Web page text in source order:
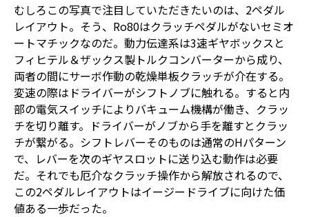
むしろこの写真で注目していただきたいのは、2ペダル
レイアウト。そう、Ro80はクラッチペダルがないセミオ
ートマチックなのだ。動力伝達系は3速ギヤボックスと
フィヒテル＆ザックス製トルクコンバーターから成り、
両者の間にサーボ作動の乾燥単板クラッチが介在する。
変速の際はドライバーがシフトノブに触れる。すると内
部の電気スイッチによりバキューム機構が働き、クラッ
チを切り離す。ドライバーがノブから手を離すとクラッ
チが繋がる。シフトレバーそのものは通常のHパターン
で、レバーを次のギヤスロットに送り込む動作は必要
だ。それでも厄介なクラッチ操作から解放されるので、
この2ペダルレイアウトはイージードライブに向けた価
値ある一歩だった。